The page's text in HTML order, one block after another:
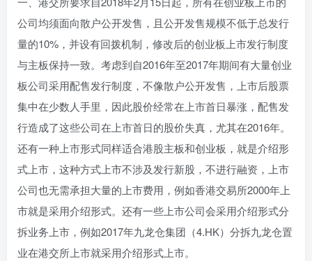
公司均须面向散户公开发售，且公开发售规模不低于总发行
量的10%，并设有回拨机制，修改后的创业板上市发行制度
与主板保持一致。考虑到自2016年至2017年期间有大量创业
板公司采用配售发行制度，不像散户公开发售，上市后股票
集中在少数人手里，因此股价经常在上市首日暴涨，配售发
行造成了这些公司在上市首日的股价失真，尤其在2016年。
还有一种上市形式同样适合港股主板和创业板，就是介绍形
式上市，这种方式上市不涉及发行新股，不进行融资，上市
公司也无需承担大量的上市费用，例如香港交易所2000年上
市就是采用介绍形式。还有一些上市公司会采用介绍形式分
拆业务上市，例如2017年九龙仓集团（4.HK）分拆九龙仓置
业在港交所上市就采用介绍形式上市。